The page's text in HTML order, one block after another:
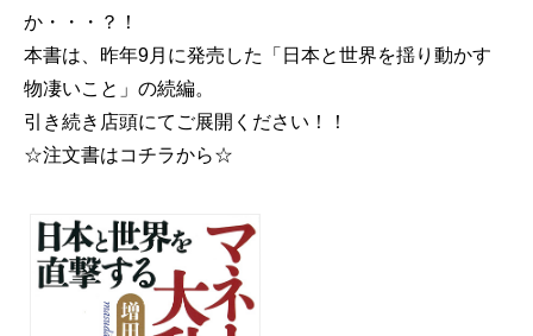
か・・・？！
本書は、昨年9月に発売した「日本と世界を揺り動かす
物凄いこと」の続編。
引き続き店頭にてご展開ください！！
☆注文書はコチラから☆